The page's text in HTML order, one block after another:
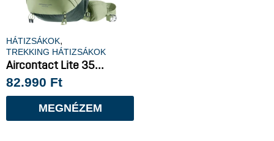
HÁTIZSÁKOK,
TREKKING HÁTIZSÁKOK
Aircontact Lite 35...
82.990 Ft
MEGNÉZEM